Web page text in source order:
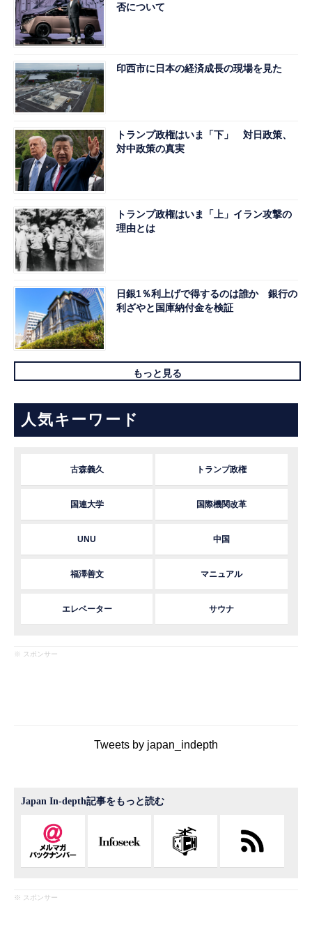
否について
印西市に日本の経済成長の現場を見た
トランプ政権はいま「下」 対日政策、
対中政策の真実
トランプ政権はいま「上」イラン攻撃の
理由とは
日銀1％利上げで得するのは誰か 銀行の
利ざやと国庫納付金を検証
もっと見る
人気キーワード
古森義久 トランプ政権
国連大学 国際機関改革
UNU 中国
福澤善文 マニュアル
エレベーター サウナ
※ スポンサー
Tweets by japan_indepth
Japan In-depth記事をもっと読む
※ スポンサー